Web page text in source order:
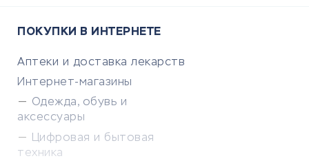
ПОКУПКИ В ИНТЕРНЕТЕ
Аптеки и доставка лекарств
Интернет-магазины
Одежда, обувь и
аксессуары
Цифровая и бытовая
техника